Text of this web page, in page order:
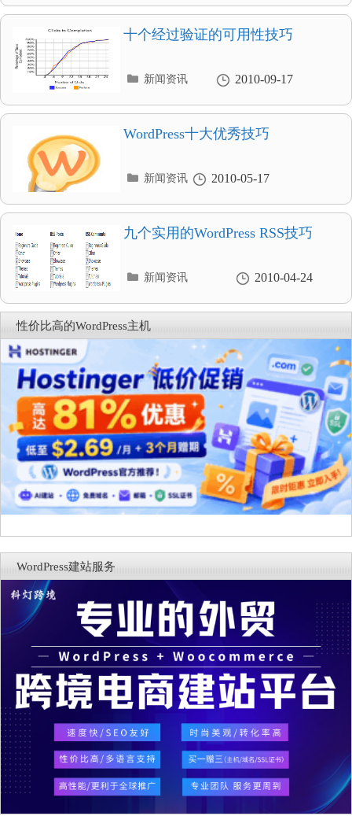
录
十个经过验证的可用性技巧
2010-09-17
分
录
新闻资讯
WordPress十大优秀技巧
2010-05-17
分
录
新闻资讯
九个实用的WordPress RSS技巧
2010-04-24
分
录
新闻资讯
性价比高的WordPress主机
WordPress建站服务